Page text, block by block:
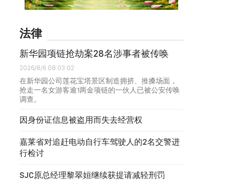
法律
新华园项链抢劫案28名涉事者被传唤
2026/8/6 08:03:02
在新华园公司莲花宝塔景区制造拥挤、推搡场面，
抢走一名女游客逾1两金项链的一伙人已被公安传唤
调查。
因身份证信息被盗用而失去经营权
嘉莱省对追赶电动自行车驾驶人的2名交警进
行检讨
SJC原总经理黎翠姮继续获提请减轻刑罚